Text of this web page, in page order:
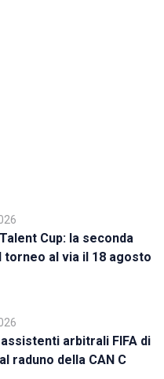
Cup: la seconda
torneo al via il 18 agosto
arbitrali FIFA di
raduno della CAN C